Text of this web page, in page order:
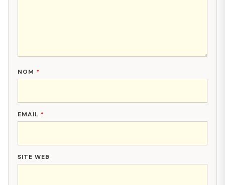
NOM *
EMAIL *
SITE WEB